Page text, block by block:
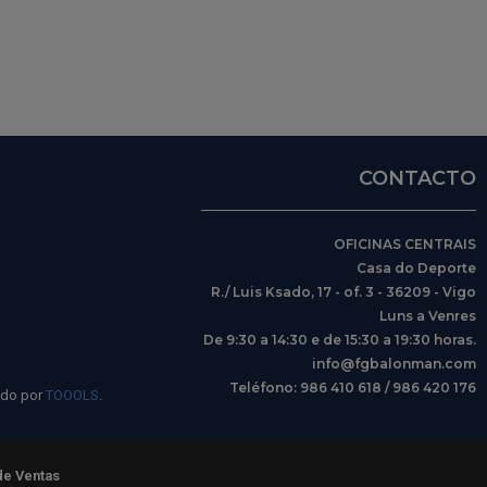
por TOOOLS.
CONTACTO
OFICINAS CENTRAIS
Casa do Deporte
R./ Luis Ksado, 17 - of. 3 - 36209 - Vigo
Luns a Venres
De 9:30 a 14:30 e de 15:30 a 19:30 horas.
info@fgbalonman.com
Teléfono: 986 410 618 / 986 420 176
Ventas